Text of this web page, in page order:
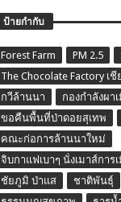
ป้ายกำกับ
Forest Farm PM 2.5
The Chocolate Factory เชี
กวีล้านนา
กองกำลังผา
ขอคืนพื้นที่ป่าดอยสุเทพ
คณะก่อการล้านนาใหม่
จิบกาแฟเบาๆ นั่งเมาส์การ
ชัยภูมิ ป่าแส
ชาติพันธุ์